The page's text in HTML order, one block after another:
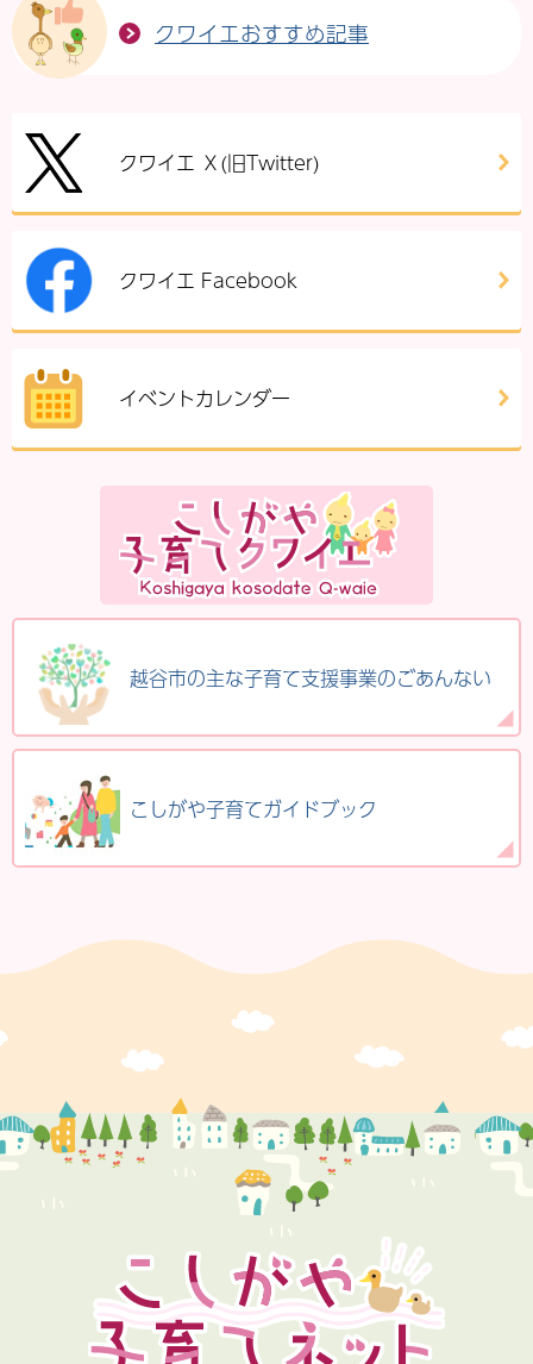
クワイエおすすめ記事
クワイエ Ｘ(旧Twitter)
クワイエ Facebook
イベントカレンダー
越谷市の主な子育て支援事業のごあんない
こしがや子育てガイドブック